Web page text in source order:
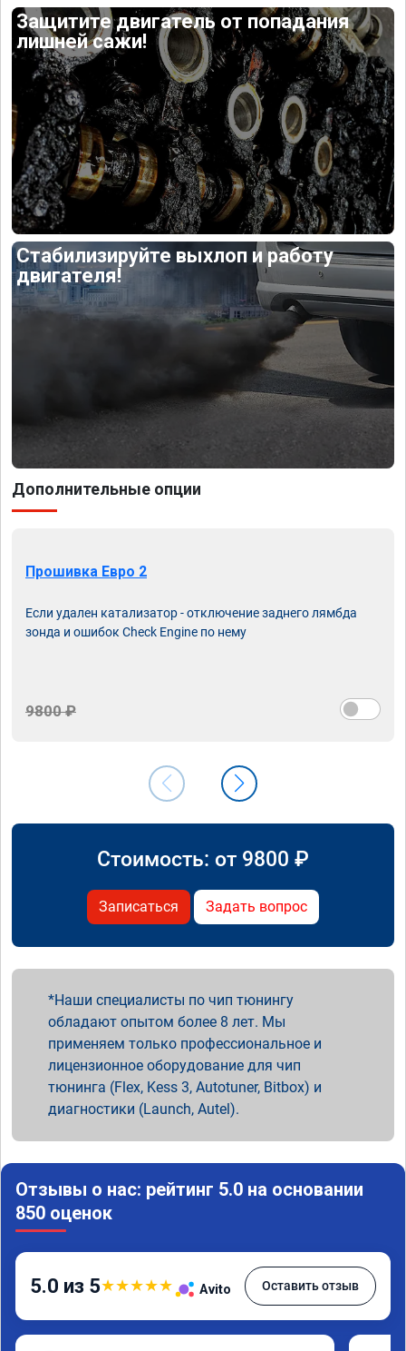
Защитите двигатель от попадания
лишней сажи!
Стабилизируйте выхлоп и работу
двигателя!
Дополнительные опции
Прошивка Евро 2
Если удален катализатор - отключение заднего лямбда
зонда и ошибок Check Engine по нему
9800 ₽
Стоимость: от 9800 ₽
Записаться Задать вопрос
Наши специалисты по чип тюнингу
обладают опытом более 8 лет. Мы
применяем только профессиональное и
лицензионное оборудование для чип
тюнинга (Flex, Kess 3, Autotuner, Bitbox) и
диагностики (Launch, Autel).
Отзывы о нас: рейтинг 5.0 на основании
850 оценок
5.0 из 5★★★★★ Avito Оставить отзыв